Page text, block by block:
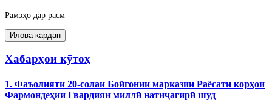
Рамзҳо дар расм
Хабарҳои кӯтоҳ
1. Фаъолияти 20-солаи Бойгонии марказии Раёсати корҳои
Фармондеҳии Гвардияи миллӣ натиҷагирӣ шуд